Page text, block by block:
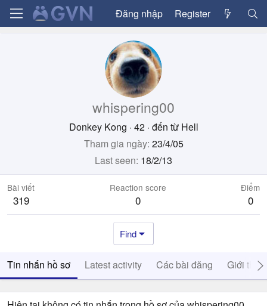
Đăng nhập Register
whispering00
Donkey Kong · 42 · đến từ Hell
Tham gia ngày 23/4/05
Last seen 18/2/13
Bài viết
319
Reaction score
0
Điểm
0
Find
Tin nhắn hồ sơ Latest activity Các bài đăng Giới thiệu